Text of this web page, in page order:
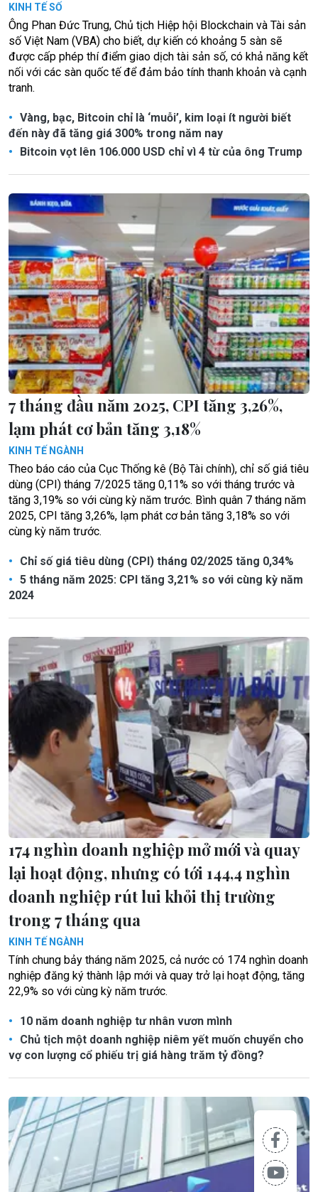
KINH TẾ SỐ
Ông Phan Đức Trung, Chủ tịch Hiệp hội Blockchain và Tài sản
số Việt Nam (VBA) cho biết, dự kiến có khoảng 5 sàn sẽ
được cấp phép thí điểm giao dịch tài sản số, có khả năng kết
nối với các sàn quốc tế để đảm bảo tính thanh khoản và cạnh
tranh.
Vàng, bạc, Bitcoin chỉ là ‘muỗi’, kim loại ít người biết
đến này đã tăng giá 300% trong năm nay
Bitcoin vọt lên 106.000 USD chỉ vì 4 từ của ông Trump
7 tháng đầu năm 2025, CPI tăng 3,26%,
lạm phát cơ bản tăng 3,18%
KINH TẾ NGÀNH
Theo báo cáo của Cục Thống kê (Bộ Tài chính), chỉ số giá tiêu
dùng (CPI) tháng 7/2025 tăng 0,11% so với tháng trước và
tăng 3,19% so với cùng kỳ năm trước. Bình quân 7 tháng năm
2025, CPI tăng 3,26%, lạm phát cơ bản tăng 3,18% so với
cùng kỳ năm trước.
Chỉ số giá tiêu dùng (CPI) tháng 02/2025 tăng 0,34%
5 tháng năm 2025: CPI tăng 3,21% so với cùng kỳ năm
2024
174 nghìn doanh nghiệp mở mới và quay
lại hoạt động, nhưng có tới 144,4 nghìn
doanh nghiệp rút lui khỏi thị trường
trong 7 tháng qua
KINH TẾ NGÀNH
Tính chung bảy tháng năm 2025, cả nước có 174 nghìn doanh
nghiệp đăng ký thành lập mới và quay trở lại hoạt động, tăng
22,9% so với cùng kỳ năm trước.
10 năm doanh nghiệp tư nhân vươn mình
Chủ tịch một doanh nghiệp niêm yết muốn chuyển cho
vợ con lượng cổ phiếu trị giá hàng trăm tỷ đồng?